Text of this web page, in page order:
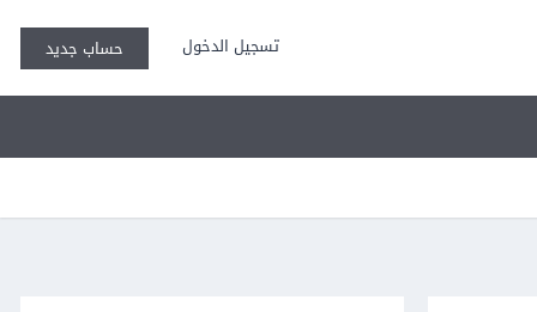
تسجيل الدخول حساب جديد